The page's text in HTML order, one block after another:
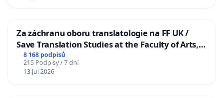
Za záchranu oboru translatologie na FF UK /
Save Translation Studies at the Faculty of Arts,
Charles University
8 168 podpisů
215 Podpisy / 7 dní
13 Jul 2026